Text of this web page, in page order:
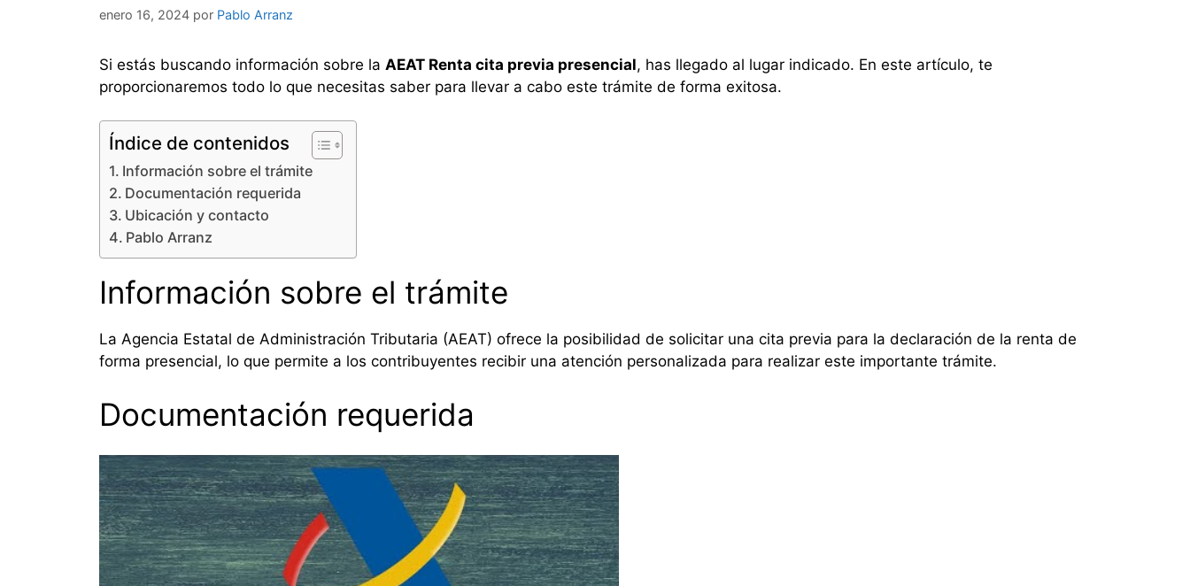
enero 16, 2024 por Pablo Arranz
Si estás buscando información sobre la AEAT Renta cita previa presencial, has llegado al lugar indicado. En este artículo, te
proporcionaremos todo lo que necesitas saber para llevar a cabo este trámite de forma exitosa.
Índice de contenidos
Información sobre el trámite
Documentación requerida
Ubicación y contacto
Pablo Arranz
Información sobre el trámite
La Agencia Estatal de Administración Tributaria (AEAT) ofrece la posibilidad de solicitar una cita previa para la declaración de la renta de
forma presencial, lo que permite a los contribuyentes recibir una atención personalizada para realizar este importante trámite.
Documentación requerida